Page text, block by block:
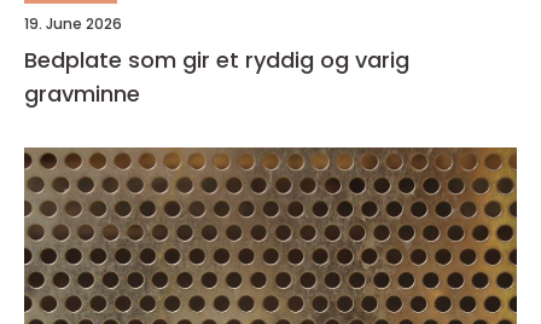
19. June 2026
Bedplate som gir et ryddig og varig
gravminne